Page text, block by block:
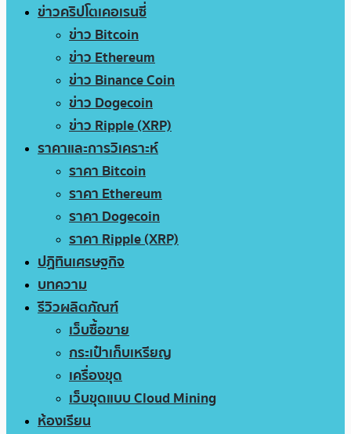
ข่าวคริปโตเคอเรนซี่
ข่าว Bitcoin
ข่าว Ethereum
ข่าว Binance Coin
ข่าว Dogecoin
ข่าว Ripple (XRP)
ราคาและการวิเคราะห์
ราคา Bitcoin
ราคา Ethereum
ราคา Dogecoin
ราคา Ripple (XRP)
ปฏิทินเศรษฐกิจ
บทความ
รีวิวผลิตภัณฑ์
เว็บซื้อขาย
กระเป๋าเก็บเหรียญ
เครื่องขุด
เว็บขุดแบบ Cloud Mining
ห้องเรียน